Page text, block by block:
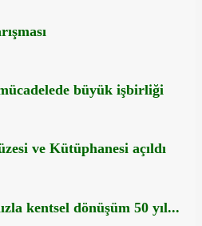
büyük işbirliği
ve Kütüphanesi açıldı
kentsel dönüşüm 50 yıl...